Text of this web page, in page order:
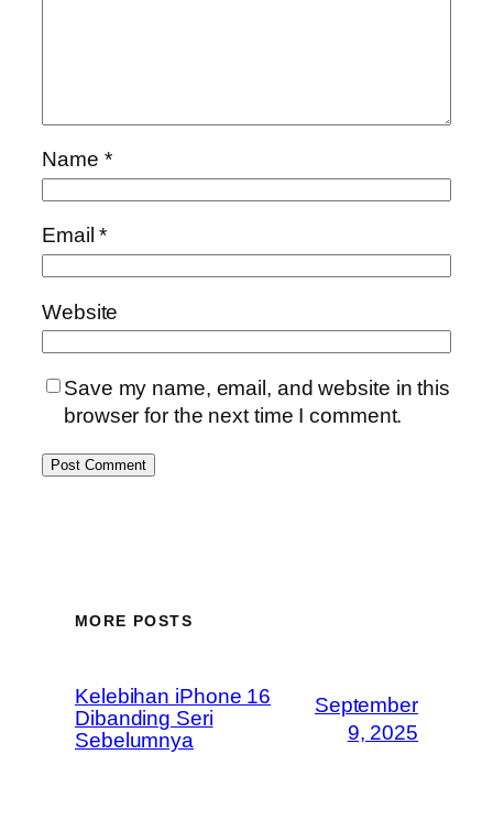
Name *
Email*
Website
Save my name, email, and website in this
browser for the next time I comment.
MORE POSTS
Kelebihan iPhone 16
Dibanding Seri
Sebelumnya
September
9, 2025